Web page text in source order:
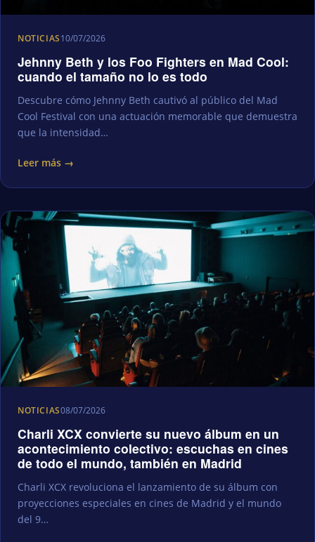
NOTICIAS10/07/2026
Jehnny Beth y los Foo Fighters en Mad Cool:
cuando el tamaño no lo es todo
Descubre cómo Jehnny Beth cautivó al público del Mad
Cool Festival con una actuación memorable que demuestra
que la intensidad…
Leer más →
NOTICIAS08/07/2026
Charli XCX convierte su nuevo álbum en un
acontecimiento colectivo: escuchas en cines
de todo el mundo, también en Madrid
Charli XCX revoluciona el lanzamiento de su álbum con
proyecciones especiales en cines de Madrid y el mundo
del 9…